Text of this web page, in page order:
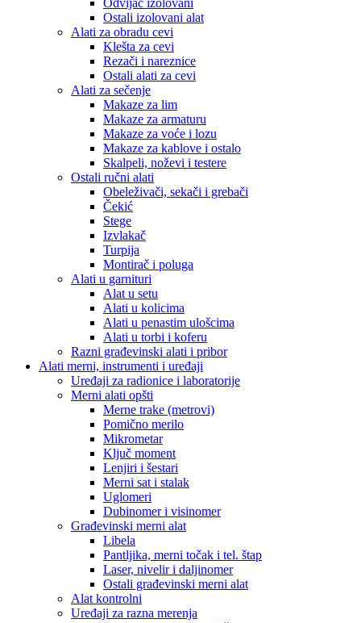
Odvijač izolovani
Ostali izolovani alat
Alati za obradu cevi
Klešta za cevi
Rezači i nareznice
Ostali alati za cevi
Alati za sečenje
Makaze za lim
Makaze za armaturu
Makaze za voće i lozu
Makaze za kablove i ostalo
Skalpeli, noževi i testere
Ostali ručni alati
Obeleživači, sekači i grebači
Čekić
Stege
Izvlakač
Turpija
Montirač i poluga
Alati u garnituri
Alat u setu
Alati u kolicima
Alati u penastim ulošcima
Alati u torbi i koferu
Razni građevinski alati i pribor
Alati merni, instrumenti i uređaji
Uređaji za radionice i laboratorije
Merni alati opšti
Merne trake (metrovi)
Pomično merilo
Mikrometar
Ključ moment
Lenjiri i šestari
Merni sat i stalak
Uglomeri
Dubinomer i visinomer
Građevinski merni alat
Libela
Pantljika, merni točak i tel. štap
Laser, nivelir i daljinomer
Ostali građevinski merni alat
Alat kontrolni
Uređaji za razna merenja